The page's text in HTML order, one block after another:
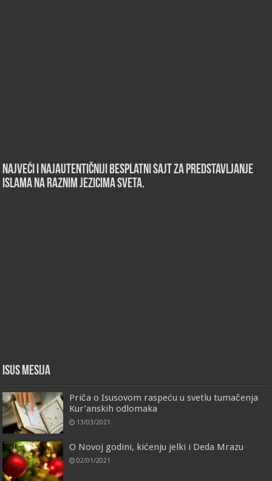
Najveći i najautentičniji besplatni sajt za predstavljanje
islama na raznim jezicima sveta.
Isus Mesija
Priča o Isusovom raspeću u svetlu tumačenja
Kur’anskih odlomaka
13/03/2021
O Novoj godini, kićenju jelki i Deda Mrazu
02/01/2021